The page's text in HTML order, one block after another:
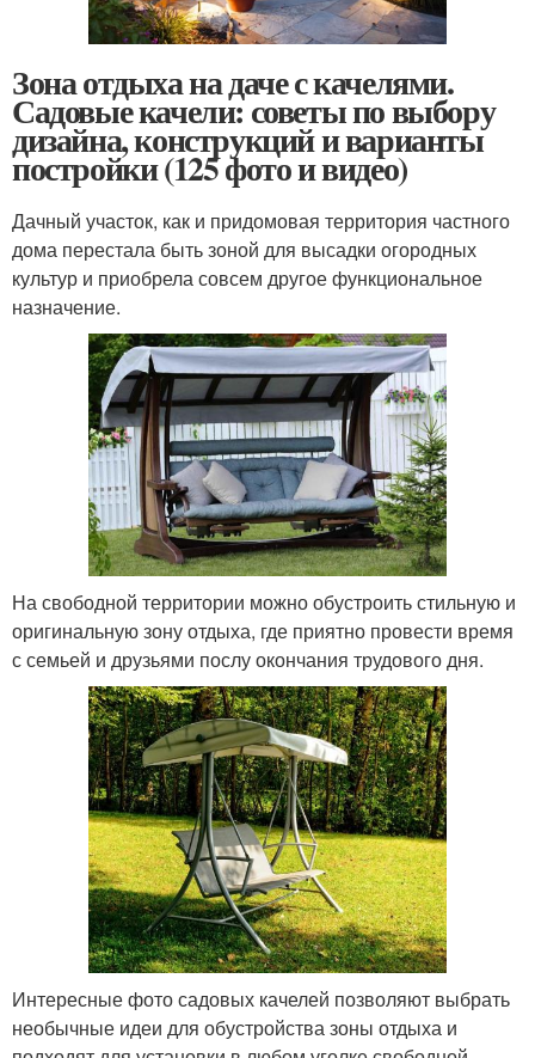
Зона отдыха на даче с качелями.
Садовые качели: советы по выбору
дизайна, конструкций и варианты
постройки (125 фото и видео)
Дачный участок, как и придомовая территория частного
дома перестала быть зоной для высадки огородных
культур и приобрела совсем другое функциональное
назначение.
На свободной территории можно обустроить стильную и
оригинальную зону отдыха, где приятно провести время
с семьей и друзьями послу окончания трудового дня.
Интересные фото садовых качелей позволяют выбрать
необычные идеи для обустройства зоны отдыха и